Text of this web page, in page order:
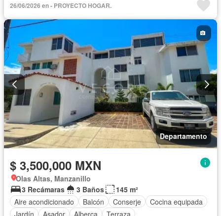
Cuarto de servicio
Alberca
26/06/2026 en - PROYECTO HOGAR.
Departamento
$ 3,500,000 MXN
Olas Altas, Manzanillo
3 Recámaras
3 Baños
145 m²
Aire acondicionado
Balcón Conserje
Cocina equipada
Jardín
Asador Alberca
Terraza